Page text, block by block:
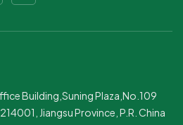
Building,Suning Plaza,No.109
Jiangsu Province, P.R. China